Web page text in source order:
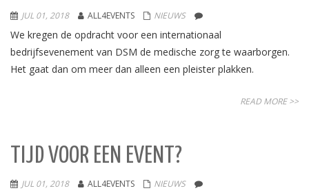
JUL 01, 2018 ALL4EVENTS NIEUWS
We kregen de opdracht voor een internationaal
bedrijfsevenement van DSM de medische zorg te waarborgen.
Het gaat dan om meer dan alleen een pleister plakken.
READ MORE >>
TIJD VOOR EEN EVENT?
JUL 01, 2018 ALL4EVENTS NIEUWS